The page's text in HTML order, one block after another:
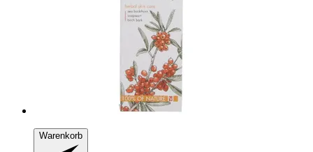
Warenkorb